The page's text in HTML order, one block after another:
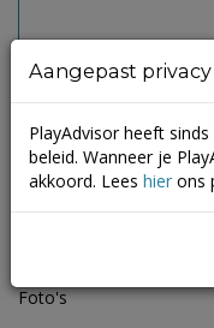
Foto's
Aangepast
PlayAdvisor heeft
beleid. Wanneer je
akkoord. Lees hier ons